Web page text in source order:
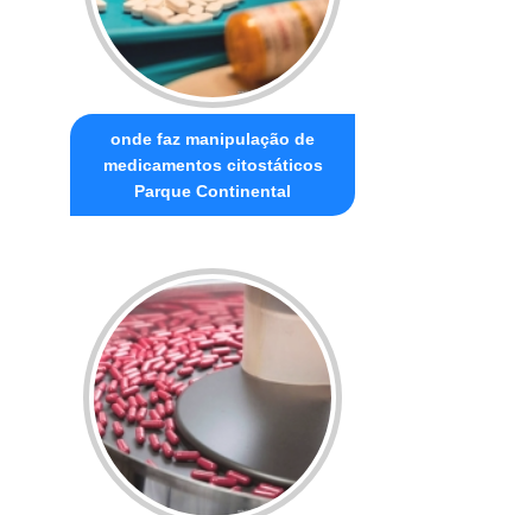
onde faz manipulação de
medicamentos citostáticos
Parque Continental